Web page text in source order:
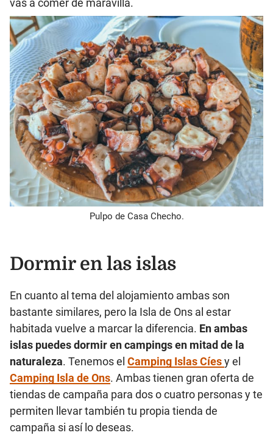
vas a comer de maravilla.
Pulpo de Casa Checho.
Dormir en las islas
En cuanto al tema del alojamiento ambas son
bastante similares, pero la Isla de Ons al estar
habitada vuelve a marcar la diferencia. En ambas
islas puedes dormir en campings en mitad de la
naturaleza. Tenemos el Camping Islas Cíesy el
Camping Isla de Ons. Ambas tienen gran oferta de
tiendas de campaña para dos o cuatro personas y te
permiten llevar también tu propia tienda de
campaña si así lo deseas.